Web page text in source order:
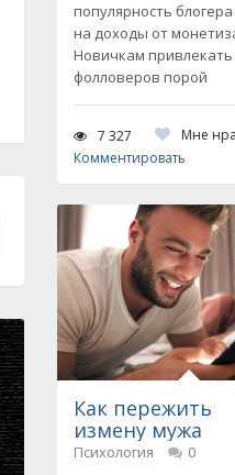
популярность
на доходы от
Новичкам привлекать
фолловеров порой
7 327 Мне
Комментировать
Как пережить
измену мужа
Психология
0